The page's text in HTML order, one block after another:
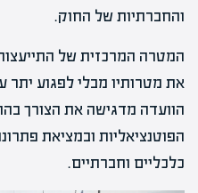
והחברתיות של החוק.
המטרה המרכזית של
את מטרותיו מבלי לפגוע יתר
הוועדה מדגישה את הצורך
הפוטנציאליות ובמציאת
כלכליים וחברתיים.